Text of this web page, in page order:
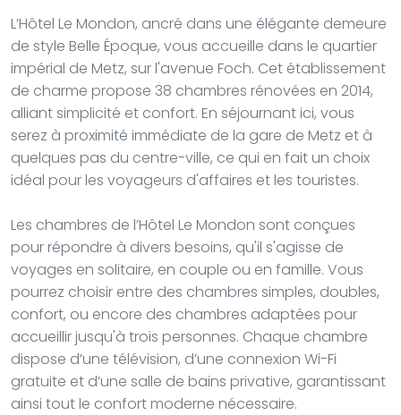
L’Hôtel Le Mondon, ancré dans une élégante demeure
de style Belle Époque, vous accueille dans le quartier
impérial de Metz, sur l'avenue Foch. Cet établissement
de charme propose 38 chambres rénovées en 2014,
alliant simplicité et confort. En séjournant ici, vous
serez à proximité immédiate de la gare de Metz et à
quelques pas du centre-ville, ce qui en fait un choix
idéal pour les voyageurs d'affaires et les touristes.
Les chambres de l’Hôtel Le Mondon sont conçues
pour répondre à divers besoins, qu'il s'agisse de
voyages en solitaire, en couple ou en famille. Vous
pourrez choisir entre des chambres simples, doubles,
confort, ou encore des chambres adaptées pour
accueillir jusqu'à trois personnes. Chaque chambre
dispose d’une télévision, d’une connexion Wi-Fi
gratuite et d’une salle de bains privative, garantissant
ainsi tout le confort moderne nécessaire.